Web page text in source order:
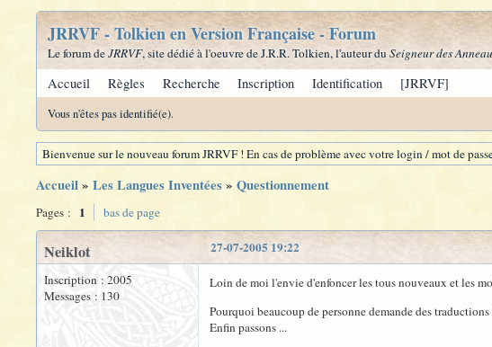
JRRVF - Tolkien en Version Française - Forum
Le forum deJRRVF, site dédié à l'oeuvre de J.R.R. Tolkien, l'auteur du Seigneur des
Accueil Règles Recherche Inscription Identification [JRRVF]
Vous n'êtes pas identifié(e).
Bienvenue sur le nouveau forum JRRVF ! En cas de problème avec votre login / mot de
Accueil» Les Langues Inventées» Questionnement
Pages : 1 bas de page
27-07-2005 19:22
Neiklot
Inscription : 2005
Messages : 130
Loin de moi l'envie d'enfoncer les tous nouveaux et les
Pourquoi beaucoup de personne demande des
Enfin passons ...